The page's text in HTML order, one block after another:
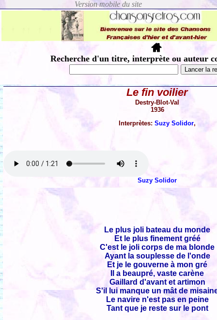
Recherche d'un titre, interprète ou auteur
Le fin voilier
Destry-Blot-Val
1936
Interprètes:Suzy Solidor,
Suzy Solidor
Le plus joli bateau du monde
Et le plus finement gréé
C'est le joli corps de ma blonde
Ayant la souplesse de l'onde
Et je le gouverne à mon gré
Il a beaupré, vaste carène
Gaillard d'avant et artimon
S'il lui manque un mât de
Le navire n'est pas en peine
Tant que je reste sur le pont